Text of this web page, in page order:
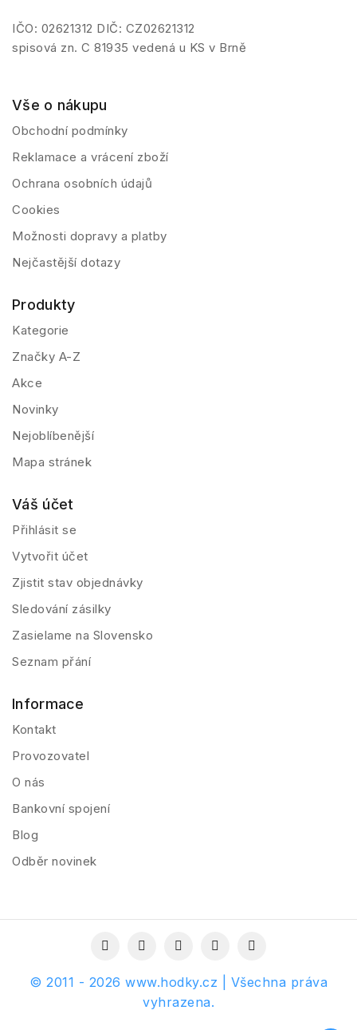
IČO: 02621312 DIČ: CZ02621312
spisová zn. C 81935 vedená u KS v Brně
Vše o nákupu
Obchodní podmínky
Reklamace a vrácení zboží
Ochrana osobních údajů
Cookies
Možnosti dopravy a platby
Nejčastější dotazy
Produkty
Kategorie
Značky A-Z
Akce
Novinky
Nejoblíbenější
Mapa stránek
Váš účet
Přihlásit se
Vytvořit účet
Zjistit stav objednávky
Sledování zásilky
Zasielame na Slovensko
Seznam přání
Informace
Kontakt
Provozovatel
O nás
Bankovní spojení
Blog
Odběr novinek
© 2011 - 2026 www.hodky.cz | Všechna práva
vyhrazena.